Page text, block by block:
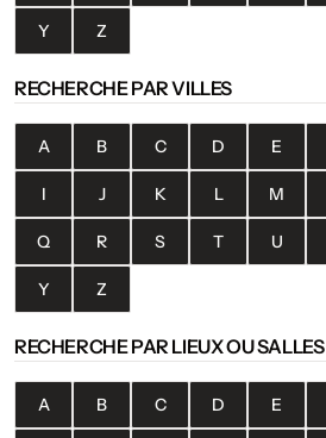
Y Z
RECHERCHE PAR VILLES
A B C D E
I J K L M
Q R S T U
Y Z
RECHERCHE PAR LIEUX OU SALLES
A B C D E